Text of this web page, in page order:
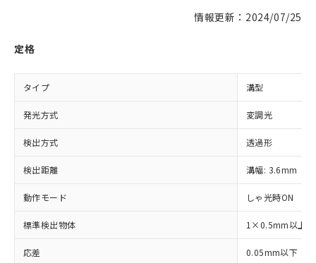
情報更新：2024/07/25
定格
タイプ 溝型
発光方式 変調光
検出方式 透過形
検出距離 溝幅: 3.6mm
動作モード しゃ光時ON
標準検出物体 1×0.5mm以上の
応差 0.05mm以下